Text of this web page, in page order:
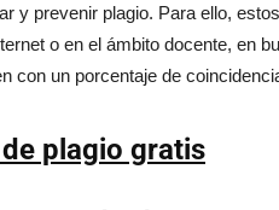
y prevenir plagio. Para ello,
o en el ámbito docente, en
con un porcentaje de
plagio gratis